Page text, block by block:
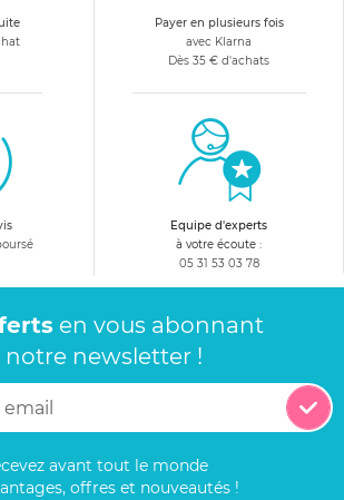
Payer en plusieurs fois
avec Klarna
Dès 35 € d'achats
Equipe d'experts
à votre écoute :
05 31 53 03 78
en vous abonnant
notre newsletter !
avant tout le monde
offres et nouveautés !